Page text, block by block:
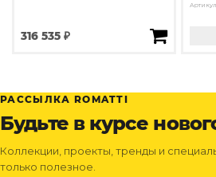
316 535 ₽
РАССЫЛКА ROMATTI
Будьте в курсе
Коллекции, проекты, тренды и
только полезное.